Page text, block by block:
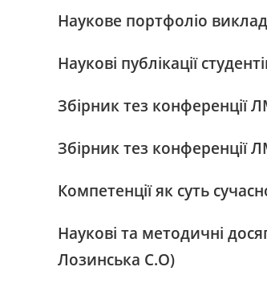
Наукове портфоліо
Наукові публікації
Збірник тез конференції
Збірник тез конференції
Компетенції як суть
Наукові та методичні
Лозинська С.О)